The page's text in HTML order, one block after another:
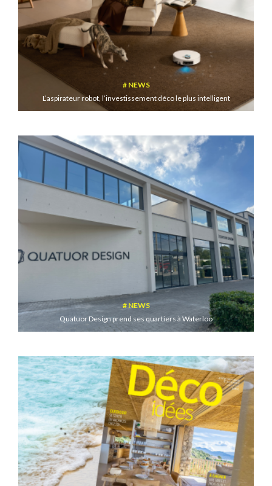
NEWS
L’aspirateur robot, l’investissement déco le plus intelligent
NEWS
Quatuor Design prend ses quartiers à Waterloo